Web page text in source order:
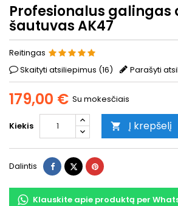
Profesionalus galingas
šautuvas AK47
Reitingas
Skaityti atsiliepimus (16) Parašyti
179,00 € Su mokesčiais
Kiekis  Į krepšelį
Dalintis DalintisTwitterPinterest
Klauskite apie produktą per